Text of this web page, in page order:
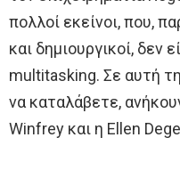
πολλοί εκείνοι, που,
και δημιουργικοί, δεν
multitasking. Σε αυτή
να καταλάβετε,
Winfrey και η Ellen